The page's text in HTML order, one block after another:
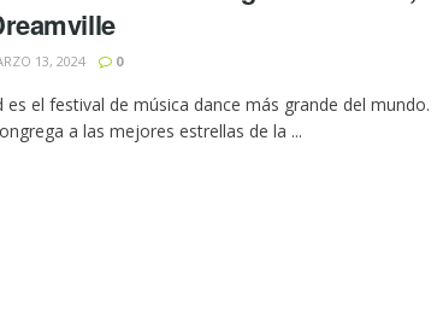
13, 2024 0
el festival de música dance más grande del mundo.
a las mejores estrellas de la ...